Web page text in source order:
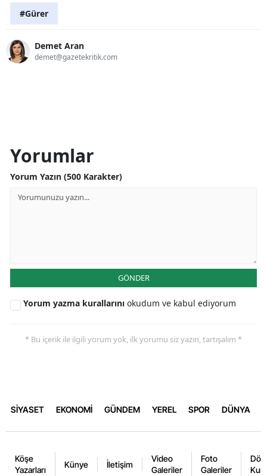
#Gürer
Demet Aran
demet@gazetekritik.com
Yorumlar
Yorum Yazın (500 Karakter)
GÖNDER
Yorum yazma kurallarını okudum ve kabul ediyorum
* Bu içerik ile ilgili yorum yok, ilk yorumu siz yazın, tartışalım *
SİYASET EKONOMİ GÜNDEM YEREL SPOR DÜNYA
Köşe
Yazarları
Künye İletişim
Video
Galeriler
Foto
Galeriler